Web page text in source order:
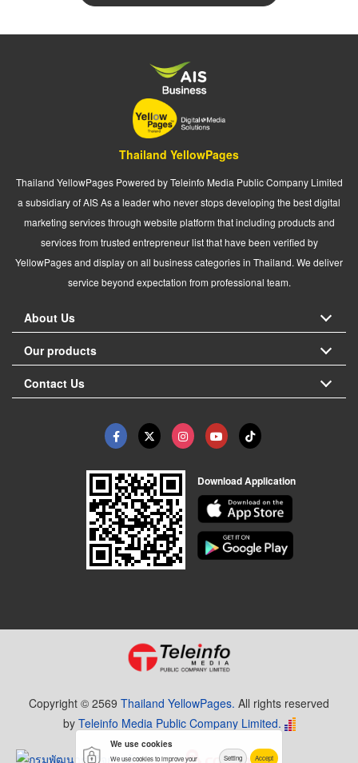
Thailand YellowPages
Thailand YellowPages Powered by Teleinfo Media Public Company Limited
a subsidiary of AIS As a leader who never stops developing the best digital
marketing services through website platform that including products and
services from trusted entrepreneur list that have been verified by
YellowPages and display on all business categories in Thailand. We deliver
service beyond expectation from professional team.
About Us
Our products
Contact Us
Download Application
Copyright © 2569 Thailand YellowPages. All rights reserved
by Teleinfo Media Public Company Limited.
We use cookies
We use cookies to improve your Setting Accept